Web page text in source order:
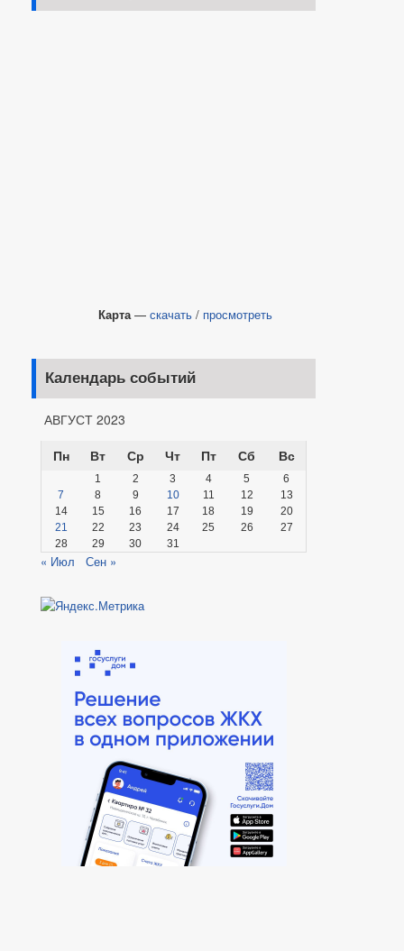
Карта— скачать / просмотреть
Календарь событий
АВГУСТ 2023
Пн
Вт Ср Чт Пт Сб Вс
1 2 3 4 5
6
7
8 9 10 11 12
13
14
15 16 17 18 19
20
21
22 23 24 25 26
27
28
29 30 31
« Июл Сен »